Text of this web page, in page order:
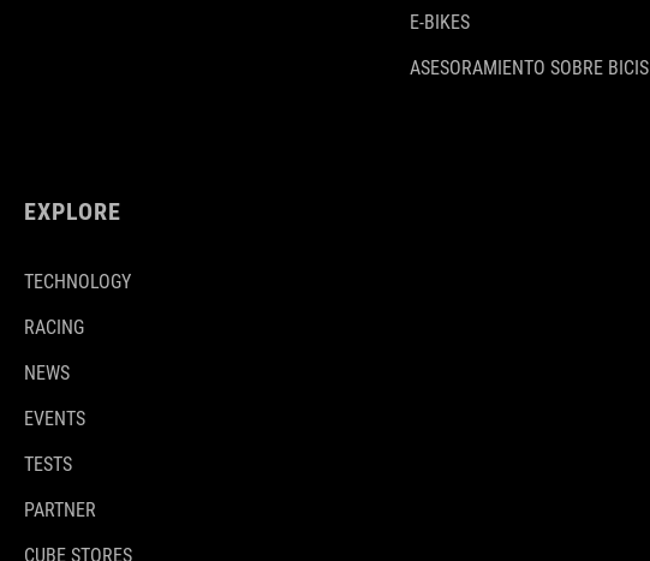
E-BIKES
ASESORAMIENTO SOBRE BICIS
EXPLORE
TECHNOLOGY
RACING
NEWS
EVENTS
TESTS
PARTNER
CUBE STORES